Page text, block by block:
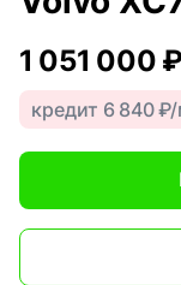
1 051 000 ₽
кредит 6 840